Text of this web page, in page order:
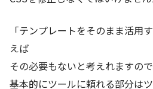
「テンプレートをそのまま活用
えば
その必要もないと考えれますので
基本的にツールに頼れる部分は